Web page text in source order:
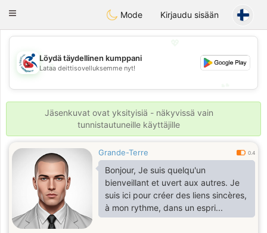
Handi Space
Toggle
Mode Kirjaudu sisään
💖
💕
Löydä täydellinen kumppani
Lataa deittisovelluksemme nyt!
Jäsenkuvat ovat yksityisiä - näkyvissä vain
tunnistautuneille käyttäjille
Grande-Terre 0.4
Bonjour, Je suis quelqu'un
bienveillant et uvert aux autres. Je
suis ici pour créer des liens sincères,
à mon rythme, dans un espri...